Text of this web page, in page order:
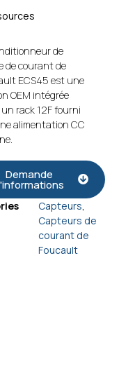
de
de courant de
ECS45 est une
OEM intégrée
rack 12F fourni
alimentation CC
Demande
Capteurs
Capteurs de
courant de
Foucault